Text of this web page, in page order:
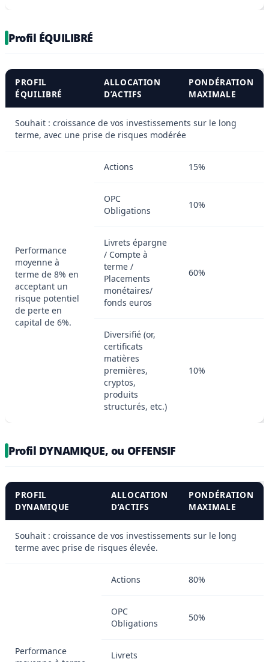
Profil ÉQUILIBRÉ
PROFIL
ÉQUILIBRÉ
ALLOCATION
D’ACTIFS
PONDÉRATION
MAXIMALE
Souhait : croissance de vos investissements sur le long
terme, avec une prise de risques modérée
Performance
moyenne à
terme de 8% en
acceptant un
risque potentiel
de perte en
capital de 6%.
Actions 15%
OPC
Obligations
10%
Livrets épargne
/ Compte à
terme /
Placements
monétaires/
fonds euros
60%
Diversifié (or,
certificats
matières
premières,
cryptos,
produits
structurés, etc.)
10%
Profil DYNAMIQUE, ou OFFENSIF
PROFIL
DYNAMIQUE
ALLOCATION
D’ACTIFS
PONDÉRATION
MAXIMALE
Souhait : croissance de vos investissements sur le long
terme avec prise de risques élevée.
Performance
Actions 80%
OPC
Obligations
50%
Livrets